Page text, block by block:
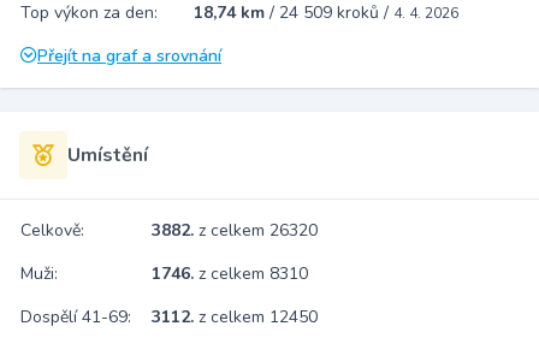
Top výkon za den:
18,74 km / 24 509 kroků / 4. 4. 2026
Přejít na graf a srovnání
Umístění
Celkově: 3882. z celkem 26320
Muži:
1746. z celkem 8310
Dospělí 41-69:
3112. z celkem 12450